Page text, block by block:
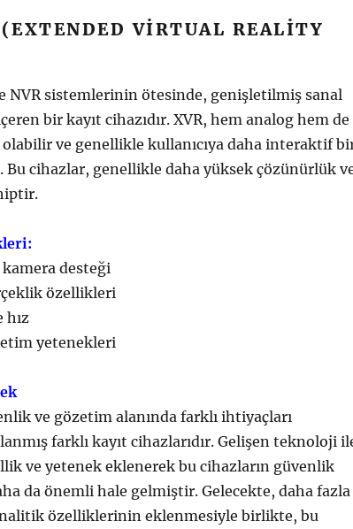
VIRTUAL REALITY
NVR sistemlerinin ötesinde, genişletilmiş sanal
bir kayıt cihazıdır. XVR, hem analog hem de
ve genellikle kullanıcıya daha interaktif
Bu cihazlar, genellikle daha yüksek çözünürlük
desteği
özellikleri
hız
yetenekleri
ve gözetim alanında farklı ihtiyaçları
farklı kayıt cihazlarıdır. Gelişen teknoloji
ve yetenek eklenerek bu cihazların güvenlik
da önemli hale gelmiştir. Gelecekte, daha fazla
özelliklerinin eklenmesiyle birlikte, bu